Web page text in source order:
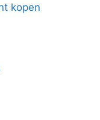
kopen